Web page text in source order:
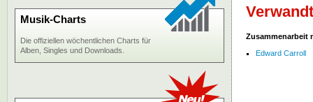
Zusammenarbeit
Edward Carroll
Musik-Charts
Die offiziellen wöchentlichen Charts für
Alben, Singles und Downloads.